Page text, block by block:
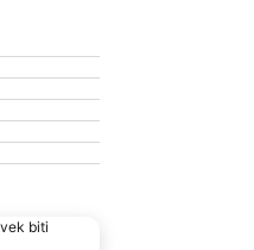
biti